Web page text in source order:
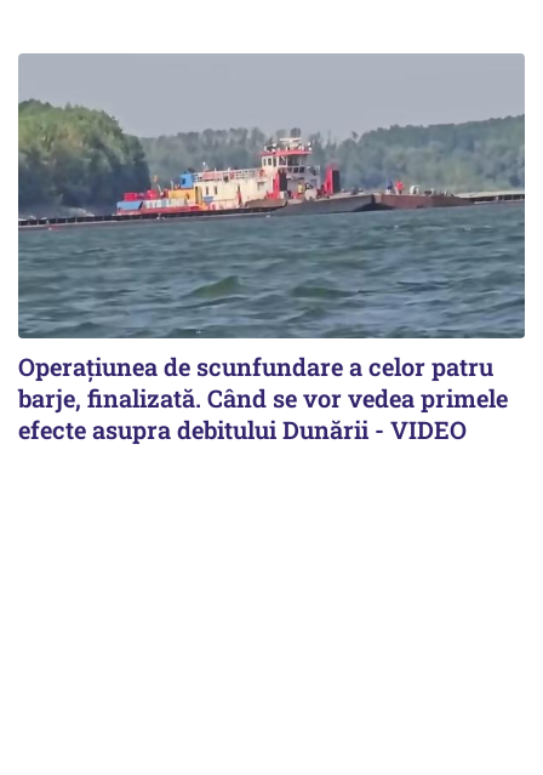
Operațiunea de scunfundare a celor patru
barje, finalizată. Când se vor vedea primele
efecte asupra debitului Dunării - VIDEO